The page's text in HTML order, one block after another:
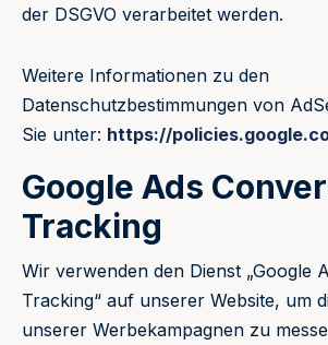
der DSGVO verarbeitet werden.
Weitere Informationen zu den
Datenschutzbestimmungen von
Sie unter: https://
Google Ads
Tracking
Wir verwenden den Dienst „Google
Tracking“ auf unserer Website, um
unserer Werbekampagnen zu